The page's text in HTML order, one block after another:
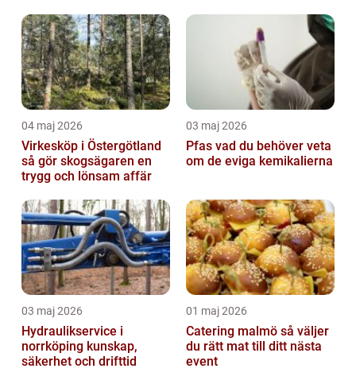
04 maj 2026
Virkesköp i Östergötland
så gör skogsägaren en
trygg och lönsam affär
03 maj 2026
Pfas vad du behöver veta
om de eviga kemikalierna
03 maj 2026
Hydraulikservice i
norrköping kunskap,
säkerhet och drifttid
01 maj 2026
Catering malmö så väljer
du rätt mat till ditt nästa
event